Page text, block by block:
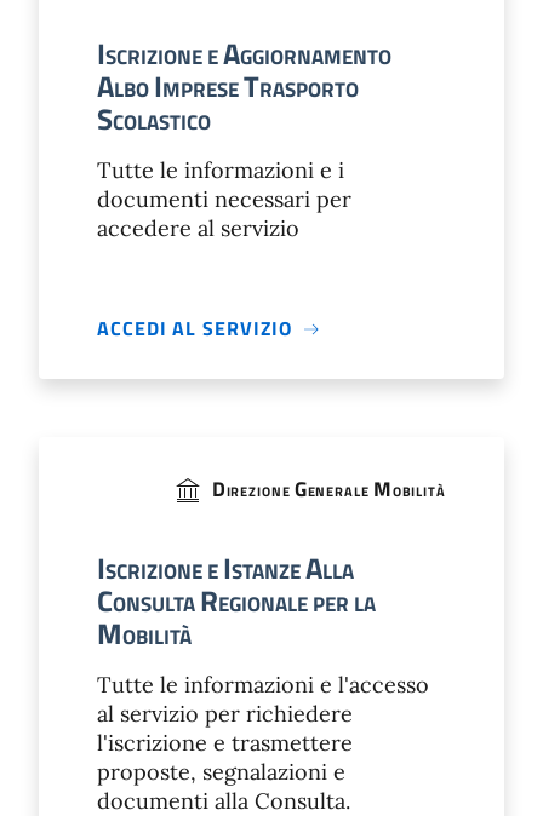
ISCRIZIONE EAGGIORNAMENTO
ALBOIMPRESETRASPORTO
SCOLASTICO
Tutte le informazioni e i
documenti necessari per
accedere al servizio
ACCEDI AL SERVIZIO
DIREZIONE GENERALE MOBILITÀ
ISCRIZIONE EISTANZEALLA
CONSULTAREGIONALE PER LA
MOBILITÀ
Tutte le informazioni e l'accesso
al servizio per richiedere
l'iscrizione e trasmettere
proposte, segnalazioni e
documenti alla Consulta.